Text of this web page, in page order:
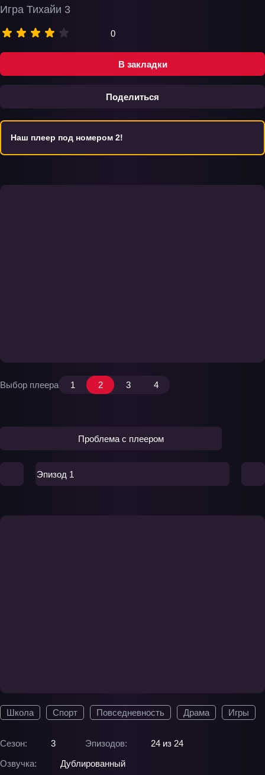
В закладки
Поделиться
Игра Тихайи 3
0
Школа Спорт Повседневность Драма Игры
Сезон: 3 Эпизодов:
24 из 24
Озвучка:
Дублированный
Наш плеер под номером 2!
Выбор плеера 1 2 3 4
Проблема с плеером
Эпизод 1